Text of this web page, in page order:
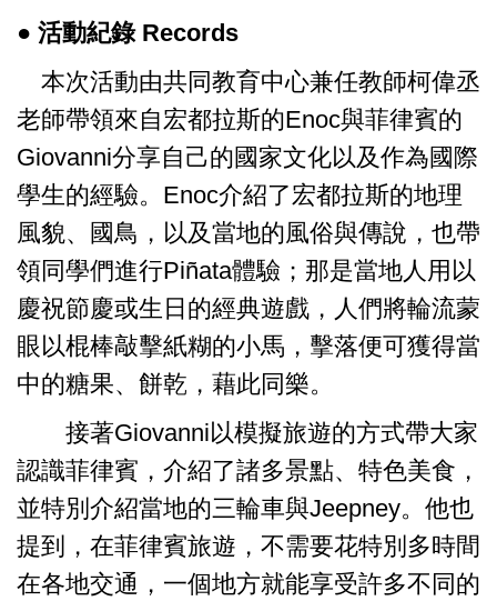
● 活動紀錄 Records
本次活動由共同教育中心兼任教師柯偉丞
老師帶領來自宏都拉斯的Enoc與菲律賓的
Giovanni分享自己的國家文化以及作為國際
學生的經驗。Enoc介紹了宏都拉斯的地理
風貌、國鳥，以及當地的風俗與傳說，也帶
領同學們進行Piñata體驗；那是當地人用以
慶祝節慶或生日的經典遊戲，人們將輪流蒙
眼以棍棒敲擊紙糊的小馬，擊落便可獲得當
中的糖果、餅乾，藉此同樂。
接著Giovanni以模擬旅遊的方式帶大家
認識菲律賓，介紹了諸多景點、特色美食，
並特別介紹當地的三輪車與Jeepney。他也
提到，在菲律賓旅遊，不需要花特別多時間
在各地交通，一個地方就能享受許多不同的